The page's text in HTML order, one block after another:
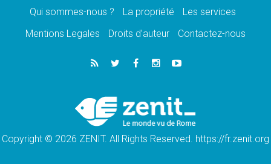
07.08.2026
de l'Assomption et mémoire nationale
«La paix commence par l'empathie» estime
le cardinal Parolin
En Colombie, «la paix ne s'achète pas avec
une signature»
Qui sommes-nous ? La propriété
Les services
Mentions Legales
Droits d’auteur Contactez-nous
Copyright © 2026 ZENIT. All Rights Reserved. https://fr.zenit.org